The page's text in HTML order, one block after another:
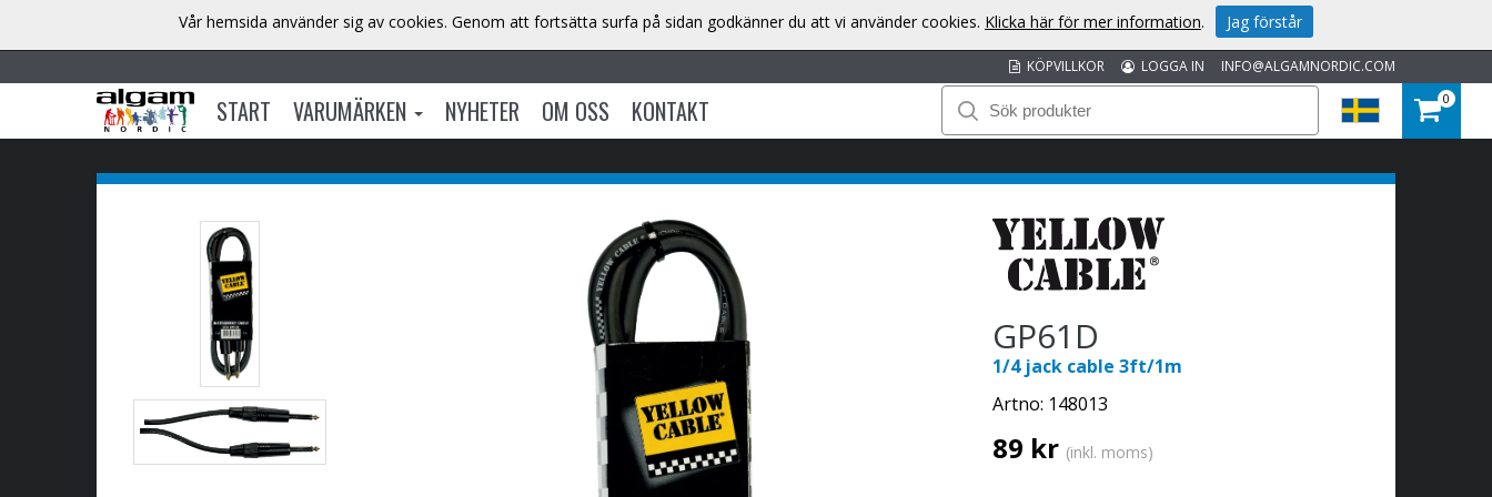
INFO@ALGAMNORDIC.COM
LOGGA IN
KÖPVILLKOR
START VARUMÄRKEN NYHETER OM OSS KONTAKT 0
GP61D
1/4 jack cable 3ft/1m
Artno: 148013
89 kr (inkl. moms)
Vår hemsida använder sig av cookies. Genom att fortsätta surfa på sidan godkänner du att vi använder cookies. Klicka här för mer information. Jag förstår